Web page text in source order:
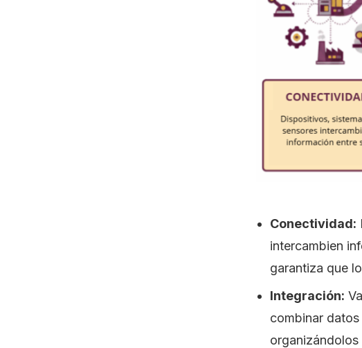
Conectividad:
intercambien
garantiza que
Integración:
combinar